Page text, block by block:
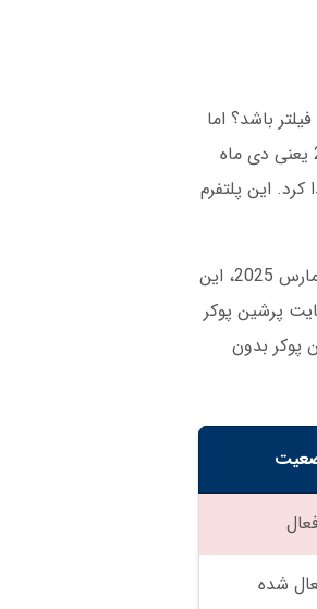
باشد؟ اما
دوستم توضیح داد که پرشین پوکر یک پلتفرم خارجی است که با سرورهای جدید فعالیت می کند. این سایت در ژانویه 2016 یعنی دی ماه
شهرت پیدا کرد. این پلتفرم
آیا پرشین پوکر معتبر است؟ این سوال معمولا اولین چیزی است که ذهن شما را مشغول می کند. بر اساس تحقیقات من در مارس 2025، این
پرشین پوکر
پوکر بدون
شده